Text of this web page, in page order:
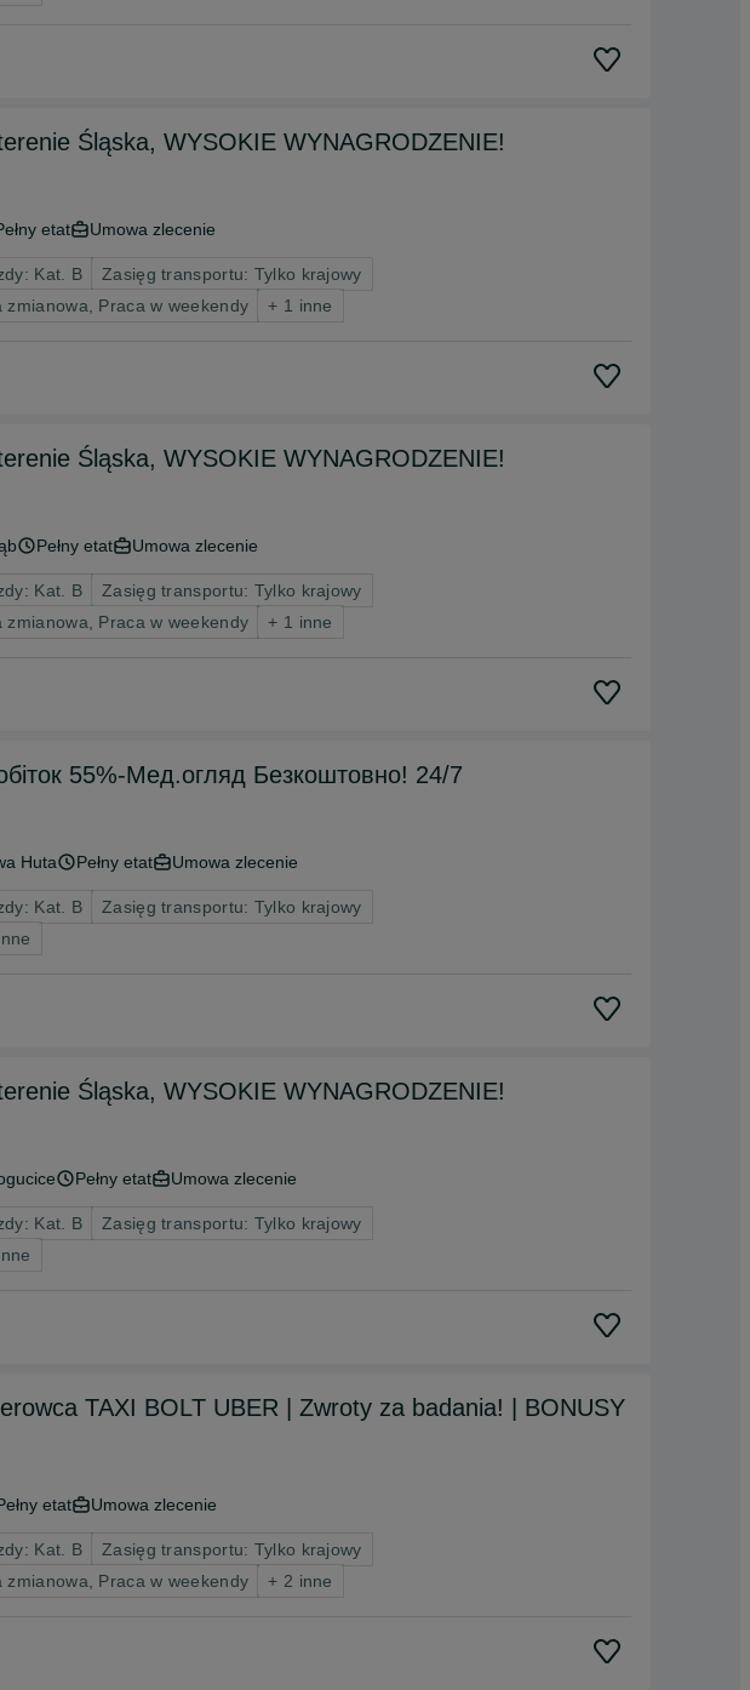
Śląska, WYSOKIE WYNAGRODZENIE!
etat Umowa zlecenie
Kat. B
Zasięg transportu: Tylko krajowy
Praca w weekendy
+ 1 inne
Śląska, WYSOKIE WYNAGRODZENIE!
Pełny etat Umowa zlecenie
Kat. B
Zasięg transportu: Tylko krajowy
Praca w weekendy
+ 1 inne
55%-Мед.огляд Безкоштовно! 24/7
Huta Pełny etat Umowa zlecenie
Kat. B
Zasięg transportu: Tylko krajowy
Śląska, WYSOKIE WYNAGRODZENIE!
Pełny etat Umowa zlecenie
Kat. B
Zasięg transportu: Tylko krajowy
TAXI BOLT UBER | Zwroty za badania! | BONUSY
etat Umowa zlecenie
Kat. B
Zasięg transportu: Tylko krajowy
Praca w weekendy
+ 2 inne